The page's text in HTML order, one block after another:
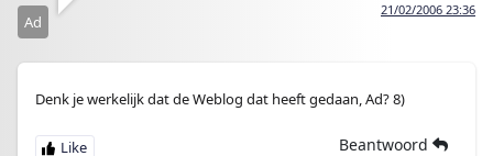
21/02/2006 23:36
Ad
Denk je werkelijk dat de Weblog dat heeft gedaan, Ad? 8)
Beantwoord